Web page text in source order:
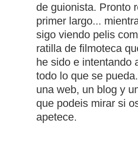
de guionista. Pronto
primer largo...
sigo viendo pelis
ratilla de filmoteca
he sido e intentando
todo lo que se
una web, un blog y
que podeis mirar si
apetece.